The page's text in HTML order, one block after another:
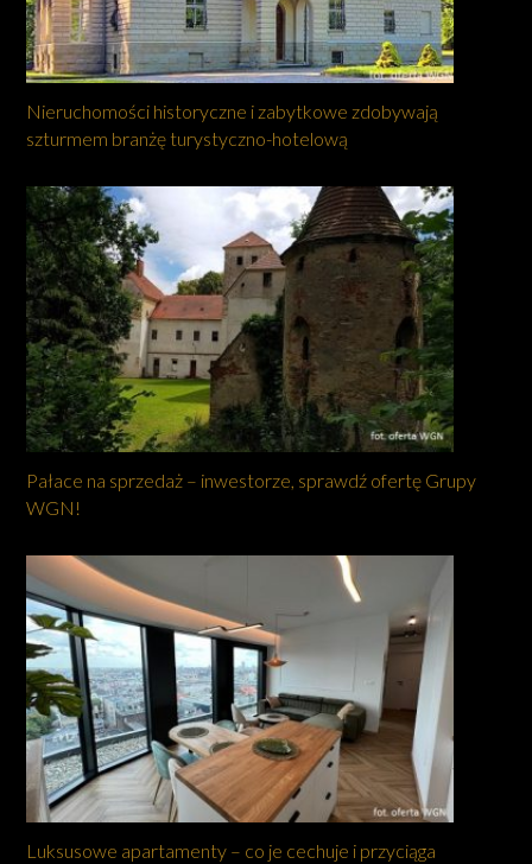
Nieruchomości historyczne i zabytkowe zdobywają
szturmem branżę turystyczno-hotelową
Pałace na sprzedaż – inwestorze, sprawdź ofertę Grupy
WGN!
Luksusowe apartamenty – co je cechuje i przyciąga